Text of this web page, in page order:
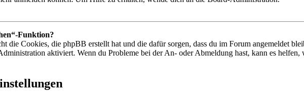
Funktion?
die Cookies, die phpBB erstellt hat und die dafür sorgen, dass du im Forum angemeldet
aktiviert. Wenn du Probleme bei der An- oder Abmeldung hast, kann es